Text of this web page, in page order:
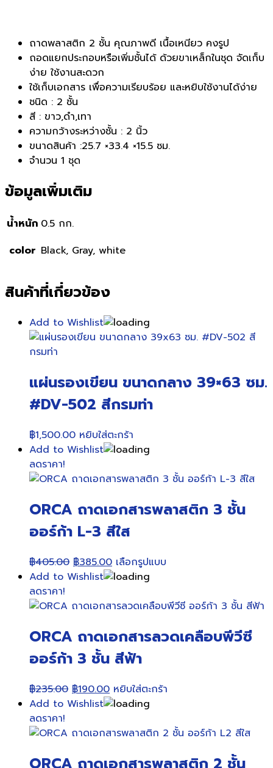
ถาดพลาสติก 2 ชั้น คุณภาพดี เนื้อเหนียว คงรูป
ถอดแยกประกอบหรือเพิ่มชั้นได้ ด้วยขาเหล็กในชุด จัดเก็บ
ง่าย ใช้งานสะดวก
ใช้เก็บเอกสาร เพื่อความเรียบร้อย และหยิบใช้งานได้ง่าย
ชนิด : 2 ชั้น
สี : ขาว,ดำ,เทา
ความกว้างระหว่างชั้น : 2 นิ้ว
ขนาดสินค้า :25.7 ×33.4 ×15.5 ซม.
จำนวน 1 ชุด
ข้อมูลเพิ่มเติม
น้ำหนัก 0.5 กก.
color Black, Gray, white
สินค้าที่เกี่ยวข้อง
Add to Wishlist
แผ่นรองเขียน ขนาดกลาง 39×63 ซม.
#DV-502 สีกรมท่า
฿1,500.00 หยิบใส่ตะกร้า
Add to Wishlist
ลดราคา!
ORCA ถาดเอกสารพลาสติก 3 ชั้น
ออร์ก้า L-3 สีใส
฿405.00 Original
price
฿405.00.
฿385.00Current
price
฿385.00.
เลือกรูปแบบ
multiple
The
chosen
the
product
Add to Wishlist
ลดราคา!
ORCA ถาดเอกสารลวดเคลือบพีวีซี
ออร์ก้า 3 ชั้น สีฟ้า
฿235.00 Original
price
฿235.00.
฿190.00Current
price
฿190.00.
หยิบใส่ตะกร้า
Add to Wishlist
ลดราคา!
ORCA ถาดเอกสารพลาสติก 2 ชั้น